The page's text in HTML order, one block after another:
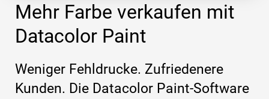
Mehr Farbe verkaufen mit
Datacolor Paint
Weniger Fehldrucke. Zufriedenere
Kunden. Die Datacolor Paint-Software